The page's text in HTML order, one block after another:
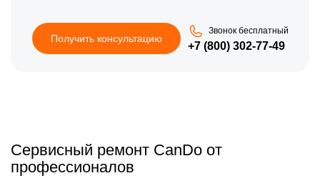
Получить консультацию
Звонок бесплатный
+7 (800) 302-77-49
Сервисный ремонт CanDo от
профессионалов